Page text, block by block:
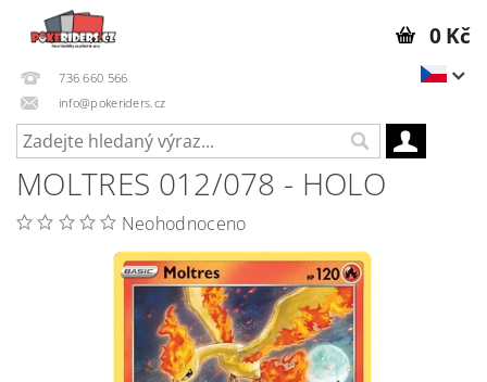
736 660 566
info@pokeriders.cz
0 Kč
MOLTRES 012/078 - HOLO
Neohodnoceno